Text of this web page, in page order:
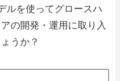
ルを使ってグロースハ
の開発・運用に取り入
うか？